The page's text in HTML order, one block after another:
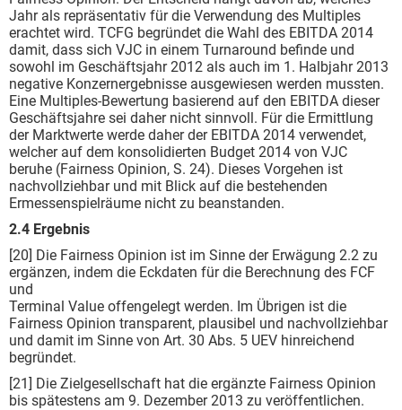
Jahr als repräsentativ für die Verwendung des Multiples
erachtet wird. TCFG begründet die Wahl des EBITDA 2014
damit, dass sich VJC in einem Turnaround befinde und
sowohl im Geschäftsjahr 2012 als auch im 1. Halbjahr 2013
negative Konzernergebnisse ausgewiesen werden mussten.
Eine Multiples-Bewertung basierend auf den EBITDA dieser
Geschäftsjahre sei daher nicht sinnvoll. Für die Ermittlung
der Marktwerte werde daher der EBITDA 2014 verwendet,
welcher auf dem konsolidierten Budget 2014 von VJC
beruhe (Fairness Opinion, S. 24). Dieses Vorgehen ist
nachvollziehbar und mit Blick auf die bestehenden
Ermessenspielräume nicht zu beanstanden.
2.4 Ergebnis
[20] Die Fairness Opinion ist im Sinne der Erwägung 2.2 zu
ergänzen, indem die Eckdaten für die Berechnung des FCF
und
Terminal Value offengelegt werden. Im Übrigen ist die
Fairness Opinion transparent, plausibel und nachvollziehbar
und damit im Sinne von Art. 30 Abs. 5 UEV hinreichend
begründet.
[21] Die Zielgesellschaft hat die ergänzte Fairness Opinion
bis spätestens am 9. Dezember 2013 zu veröffentlichen.